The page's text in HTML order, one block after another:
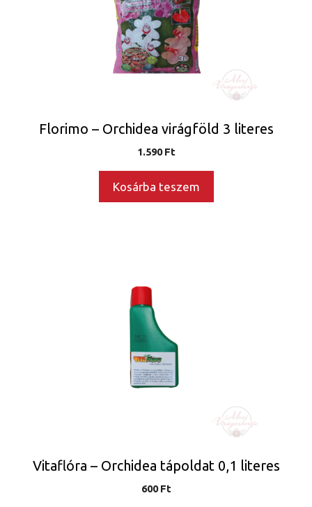
Florimo – Orchidea virágföld 3 literes
1.590Ft
Kosárba teszem
Vitaflóra – Orchidea tápoldat 0,1 literes
600Ft